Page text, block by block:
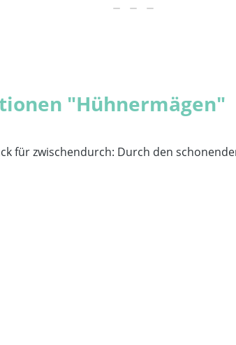
"Hühnermägen"
für zwischendurch: Durch den